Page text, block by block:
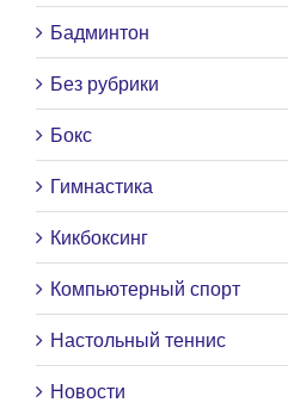
Бадминтон
Без рубрики
Бокс
Гимнастика
Кикбоксинг
Компьютерный спорт
Настольный теннис
Новости